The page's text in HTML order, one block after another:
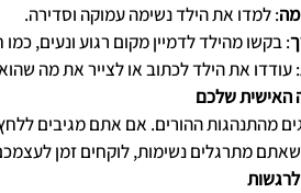
: למדו את הילד נשימה עמוקה וסדירה.
: בקשו מהילד לדמיין מקום רגוע ונעים, כמו
: עודדו את הילד לכתוב או לצייר את מה
האישית שלכם
מהתנהגות ההורים. אם אתם מגיבים
מתרגלים נשימות, לוקחים זמן